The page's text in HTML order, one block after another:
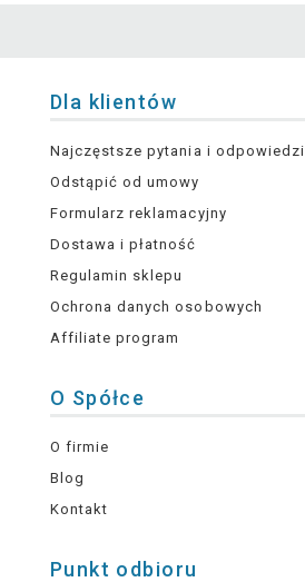
Dla klientów
Najczęstsze pytania i odpowiedzi
Odstąpić od umowy
Formularz reklamacyjny
Dostawa i płatność
Regulamin sklepu
Ochrona danych osobowych
Affiliate program
O Spółce
O firmie
Blog
Kontakt
Punkt odbioru